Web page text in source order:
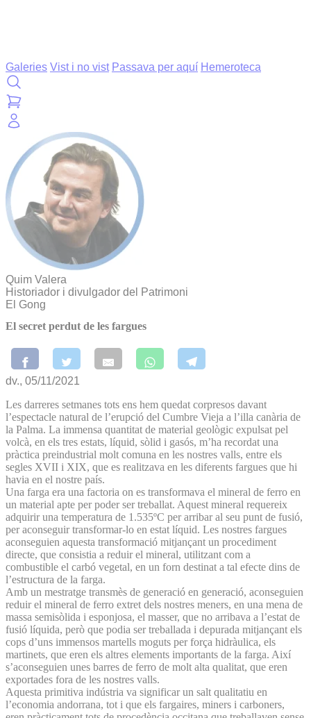
Galeries Vist i no vist Passava per aquí Hemeroteca
Quim Valera
Historiador i divulgador del Patrimoni
El Gong
El secret perdut de les fargues
dv., 05/11/2021
Les darreres setmanes tots ens hem quedat corpresos davant
l’espectacle natural de l’erupció del Cumbre Vieja a l’illa canària de
la Palma. La immensa quantitat de material geològic expulsat pel
volcà, en els tres estats, líquid, sòlid i gasós, m’ha recordat una
pràctica preindustrial molt comuna en les nostres valls, entre els
segles XVII i XIX, que es realitzava en les diferents fargues que hi
havia en el nostre país.
Una farga era una factoria on es transformava el mineral de ferro en
un material apte per poder ser treballat. Aquest mineral requereix
adquirir una temperatura de 1.535ºC per arribar al seu punt de fusió,
per aconseguir transformar-lo en estat líquid. Les nostres fargues
aconseguien aquesta transformació mitjançant un procediment
directe, que consistia a reduir el mineral, utilitzant com a
combustible el carbó vegetal, en un forn destinat a tal efecte dins de
l’estructura de la farga.
Amb un mestratge transmès de generació en generació, aconseguien
reduir el mineral de ferro extret dels nostres meners, en una mena de
massa semisòlida i esponjosa, el masser, que no arribava a l’estat de
fusió líquida, però que podia ser treballada i depurada mitjançant els
cops d’uns immensos martells moguts per força hidràulica, els
martinets, que eren els altres elements importants de la farga. Així
s’aconseguien unes barres de ferro de molt alta qualitat, que eren
exportades fora de les nostres valls.
Aquesta primitiva indústria va significar un salt qualitatiu en
l’economia andorrana, tot i que els fargaires, miners i carboners,